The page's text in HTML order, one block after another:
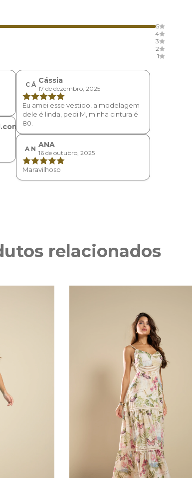
5
4
3
2
1
C Á Cássia
17 de dezembro, 2025
Eu amei esse vestido, a modelagem
dele é linda, pedi M, minha cintura é
80.
A N ANA
16 de outubro, 2025
Maravilhoso
relacionados